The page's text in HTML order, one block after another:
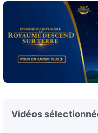
5:44
Vidéos